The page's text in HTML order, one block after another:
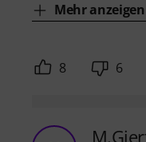
Mehr anzeigen
8 6